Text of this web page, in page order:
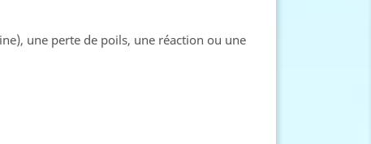
une perte de poils, une réaction ou une